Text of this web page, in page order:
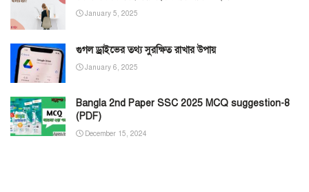
January 5, 2025
গুগল ড্রাইভের তথ্য সুরক্ষিত রাখার উপায়
January 6, 2025
Bangla 2nd Paper SSC 2025 MCQ suggestion-8
(PDF)
December 15, 2024